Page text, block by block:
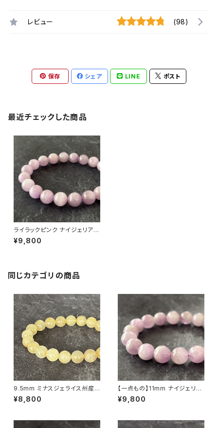
レビュー (98)
保存 シェア LINE ポスト
最近チェックした商品
ライラックピンク ナイジェリア産
クンツァイト（リシア輝石） 9.5m
m ブレスレット（一点もの）
¥9,800
同じカテゴリの商品
9.5mm ミナスジェライス州産
ゴールデン ルチルクォーツ ブレ
スレット【鑑別済み・画像現物・R
¥8,800
【一点もの】11mm ナイジェリア
産 クンツァイト（リシア輝石）ブ
レスレット【鑑別済み】
¥9,800